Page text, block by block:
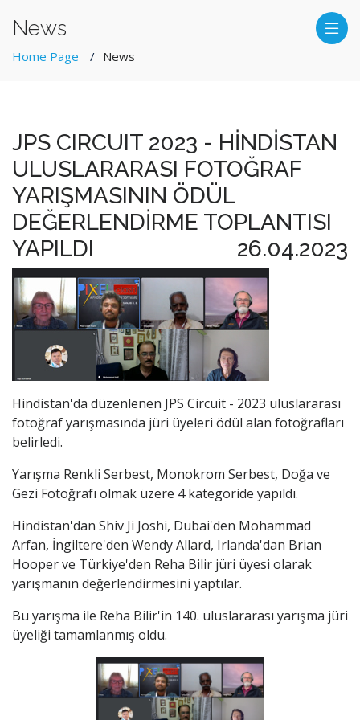
News
Home Page News
JPS CIRCUIT 2023 - HİNDİSTAN
ULUSLARARASI FOTOĞRAF
YARIŞMASININ ÖDÜL
DEĞERLENDİRME TOPLANTISI
YAPILDI
26.04.2023
Hindistan'da düzenlenen JPS Circuit - 2023 uluslararası
fotoğraf yarışmasında jüri üyeleri ödül alan fotoğrafları
belirledi.
Yarışma Renkli Serbest, Monokrom Serbest, Doğa ve
Gezi Fotoğrafı olmak üzere 4 kategoride yapıldı.
Hindistan'dan Shiv Ji Joshi, Dubai'den Mohammad
Arfan, İngiltere'den Wendy Allard, Irlanda'dan Brian
Hooper ve Türkiye'den Reha Bilir jüri üyesi olarak
yarışmanın değerlendirmesini yaptılar.
Bu yarışma ile Reha Bilir'in 140. uluslararası yarışma jüri
üyeliği tamamlanmış oldu.